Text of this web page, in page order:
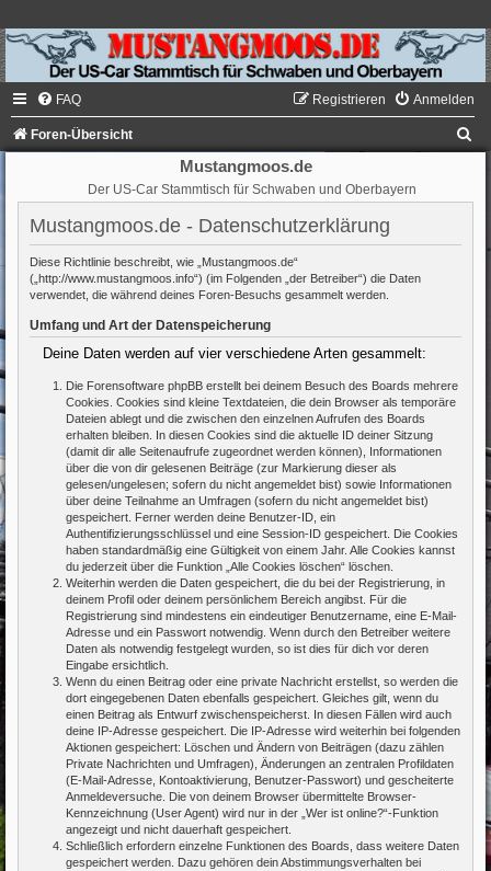
FAQ Anmelden
Registrieren
Foren-Übersicht
Mustangmoos.de
Der US-Car Stammtisch für Schwaben und Oberbayern
Mustangmoos.de - Datenschutzerklärung
Diese Richtlinie beschreibt, wie „Mustangmoos.de“
(„http://www.mustangmoos.info“) (im Folgenden „der Betreiber“) die Daten
verwendet, die während deines Foren-Besuchs gesammelt werden.
Umfang und Art der Datenspeicherung
Deine Daten werden auf vier verschiedene Arten gesammelt:
Die Forensoftware phpBB erstellt bei deinem Besuch des Boards mehrere
Cookies. Cookies sind kleine Textdateien, die dein Browser als temporäre
Dateien ablegt und die zwischen den einzelnen Aufrufen des Boards
erhalten bleiben. In diesen Cookies sind die aktuelle ID deiner Sitzung
(damit dir alle Seitenaufrufe zugeordnet werden können), Informationen
über die von dir gelesenen Beiträge (zur Markierung dieser als
gelesen/ungelesen; sofern du nicht angemeldet bist) sowie Informationen
über deine Teilnahme an Umfragen (sofern du nicht angemeldet bist)
gespeichert. Ferner werden deine Benutzer-ID, ein
Authentifizierungsschlüssel und eine Session-ID gespeichert. Die Cookies
haben standardmäßig eine Gültigkeit von einem Jahr. Alle Cookies kannst
du jederzeit über die Funktion „Alle Cookies löschen“ löschen.
Weiterhin werden die Daten gespeichert, die du bei der Registrierung, in
deinem Profil oder deinem persönlichem Bereich angibst. Für die
Registrierung sind mindestens ein eindeutiger Benutzername, eine E-Mail-
Adresse und ein Passwort notwendig. Wenn durch den Betreiber weitere
Daten als notwendig festgelegt wurden, so ist dies für dich vor deren
Eingabe ersichtlich.
Wenn du einen Beitrag oder eine private Nachricht erstellst, so werden die
dort eingegebenen Daten ebenfalls gespeichert. Gleiches gilt, wenn du
einen Beitrag als Entwurf zwischenspeicherst. In diesen Fällen wird auch
deine IP-Adresse gespeichert. Die IP-Adresse wird weiterhin bei folgenden
Aktionen gespeichert: Löschen und Ändern von Beiträgen (dazu zählen
Private Nachrichten und Umfragen), Änderungen an zentralen Profildaten
(E-Mail-Adresse, Kontoaktivierung, Benutzer-Passwort) und gescheiterte
Anmeldeversuche. Die von deinem Browser übermittelte Browser-
Kennzeichnung (User Agent) wird nur in der „Wer ist online?“-Funktion
angezeigt und nicht dauerhaft gespeichert.
Schließlich erfordern einzelne Funktionen des Boards, dass weitere Daten
gespeichert werden. Dazu gehören dein Abstimmungsverhalten bei